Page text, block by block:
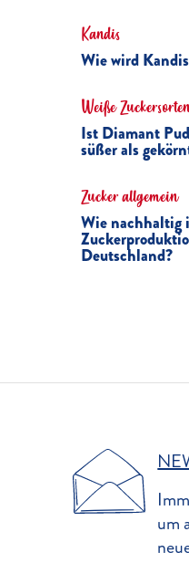
Kandis
Wie wird
Weiße
Ist Diamant
süßer als
Zucker allgemein
Wie nachhaltig
Deutschland?
um